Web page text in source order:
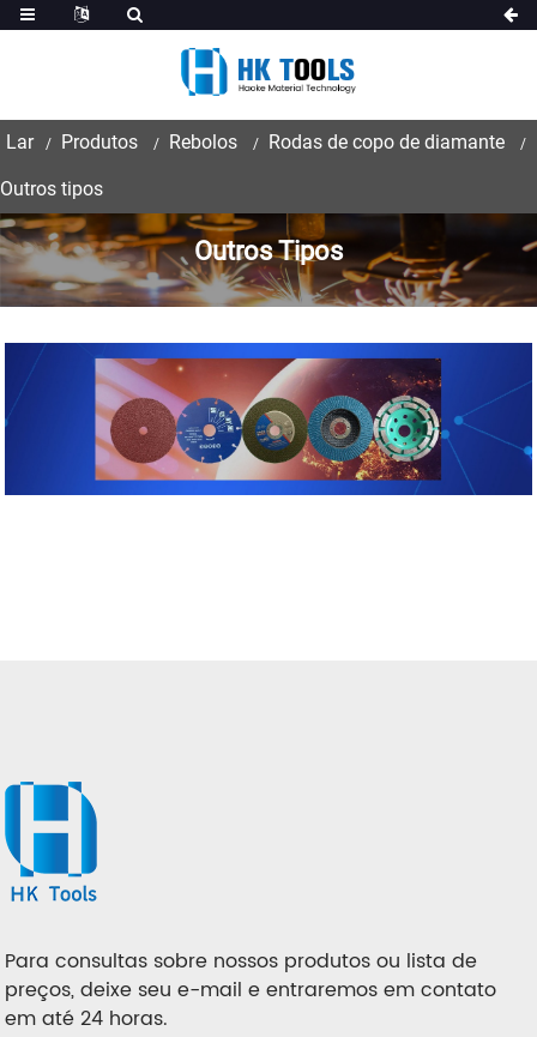
Lar Produtos Rebolos Rodas de copo de diamante
Outros tipos
Outros Tipos
Para consultas sobre nossos produtos ou lista de
preços, deixe seu e-mail e entraremos em contato
em até 24 horas.